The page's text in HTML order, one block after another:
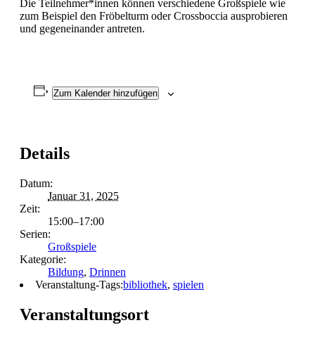
Die Teilnehmer*innen können verschiedene Großspiele wie
zum Beispiel den Fröbelturm oder Crossboccia ausprobieren
und gegeneinander antreten.
Zum Kalender hinzufügen
Details
Datum:
Januar 31, 2025
Zeit:
15:00–17:00
Serien:
Großspiele
Kategorie:
Bildung, Drinnen
Veranstaltung-Tags:bibliothek, spielen
Veranstaltungsort